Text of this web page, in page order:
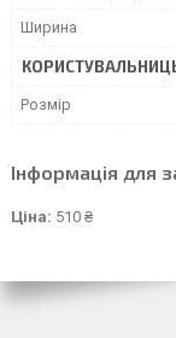
Ширина
Розмір
Інформація для
Ціна: 510 ₴